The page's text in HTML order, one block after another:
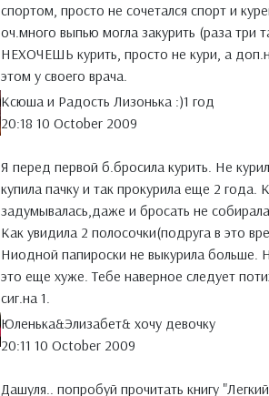
спортом, просто не сочетался спорт и
оч.много выпью могла закурить (раза три
НЕХОЧЕШЬ курить, просто не кури, а
этом у своего врача.
Ксюша и Радость Лизонька :)1 год
20:18 10 October 2009
Я перед первой б.бросила курить. Не
купила пачку и так прокурила еще 2 года.
задумывалась,даже и бросать не
Как увидила 2 полосочки(подруга в это
Ниодной папироски не выкурила больше.
это еще хуже. Тебе наверное следует
сиг.на 1.
Юленька&Элизабет& хочу девочку
20:11 10 October 2009
Дашуля.. попробуй прочитать книгу